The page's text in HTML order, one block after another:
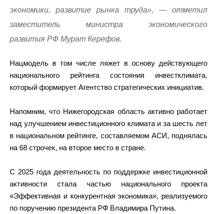
экономики, развитие рынка труда», — отметил
заместитель министра экономического
развития РФ Мурат Керефов.
Нацмодель в том числе ляжет в основу действующего
национального рейтинга состояния инвестклимата,
который формирует Агентство стратегических инициатив.
Напомним, что Нижегородская область активно работает
над улучшением инвестиционного климата и за шесть лет
в национальном рейтинге, составляемом АСИ, поднялась
на 68 строчек, на второе место в стране.
С 2025 года деятельность по поддержке инвестиционной
активности стала частью национального проекта
«Эффективная и конкурентная экономика», реализуемого
по поручению президента РФ Владимира Путина.